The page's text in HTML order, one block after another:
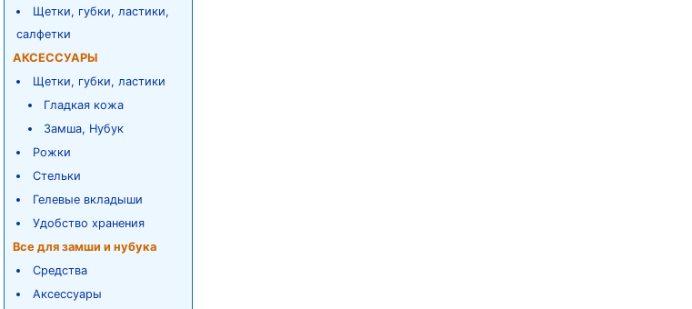
Щетки, губки, ластики,
салфетки
АКСЕССУАРЫ
Щетки, губки, ластики
Гладкая кожа
Замша, Нубук
Рожки
Стельки
Гелевые вкладыши
Удобство хранения
Все для замши и нубука
Средства
Аксессуары